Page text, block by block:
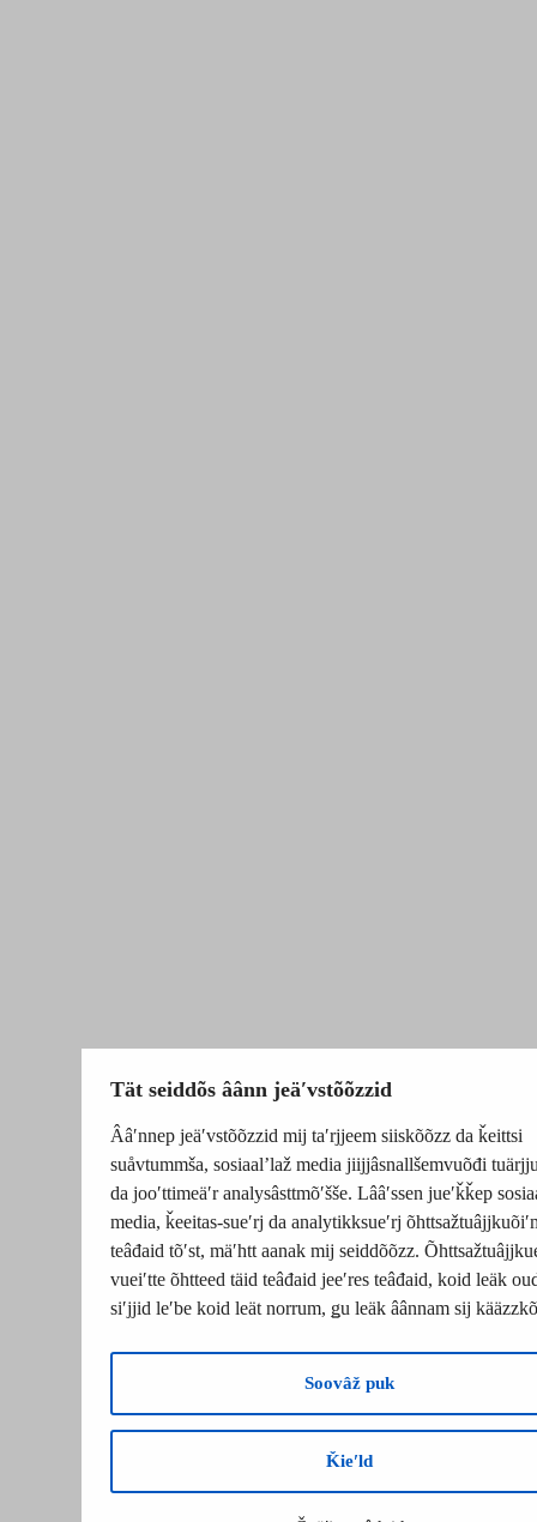
Tät seiddõs âânn jeäʹvstõõzzid
Ââʹnnep jeäʹvstõõzzid mij taʹrjjeem siiskõõzz da ǩeittsi
suåvtummša, sosiaalʼlaž media jiijjâsnallšemvuõđi
da jooʹttimeäʹr analysâsttmõʹšše. Lââʹssen jueʹǩǩep
media, ǩeeitas-sueʹrj da analytikksueʹrj
teâđaid tõʹst, mäʹhtt aanak mij seiddõõzz.
vueiʹtte õhtteed täid teâđaid jeeʹres teâđaid, koid leäk
siʹjjid leʹbe koid leät norrum, ǥu leäk âânnam sij
Soovâž puk
Ǩieʹld